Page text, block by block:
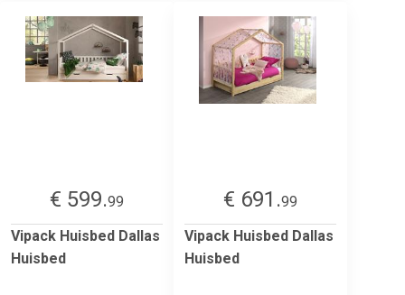
€ 599.99
Vipack Huisbed Dallas
Huisbed
€ 691.99
Vipack Huisbed Dallas
Huisbed